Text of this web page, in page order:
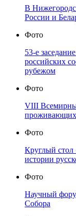
В
России и
Фото
53-е
российских
рубежом
Фото
VIII
проживающих
Фото
Круглый стол
истории
Фото
Научный
Собора